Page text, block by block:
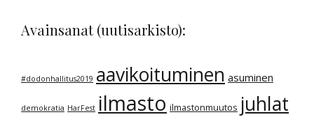
Avainsanat (uutisarkisto):
#dodonhallitus2019 aavikoituminen asuminen
demokratia HarFest ilmasto ilmastonmuutos juhlat